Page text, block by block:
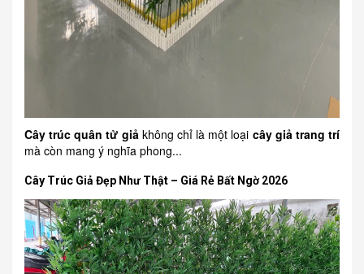
Cây trúc quân tử giả không chỉ là một loại cây giả trang trí
mà còn mang ý nghĩa phong...
Cây Trúc Giả Đẹp Như Thật – Giá Rẻ Bất Ngờ 2026